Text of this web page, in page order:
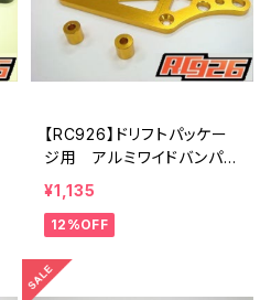
【RC926】ドリフトパッケー
ジ用 アルミワイドバンパー
ブレース ゴールド KN-D
P11GD
¥1,135
12%OFF